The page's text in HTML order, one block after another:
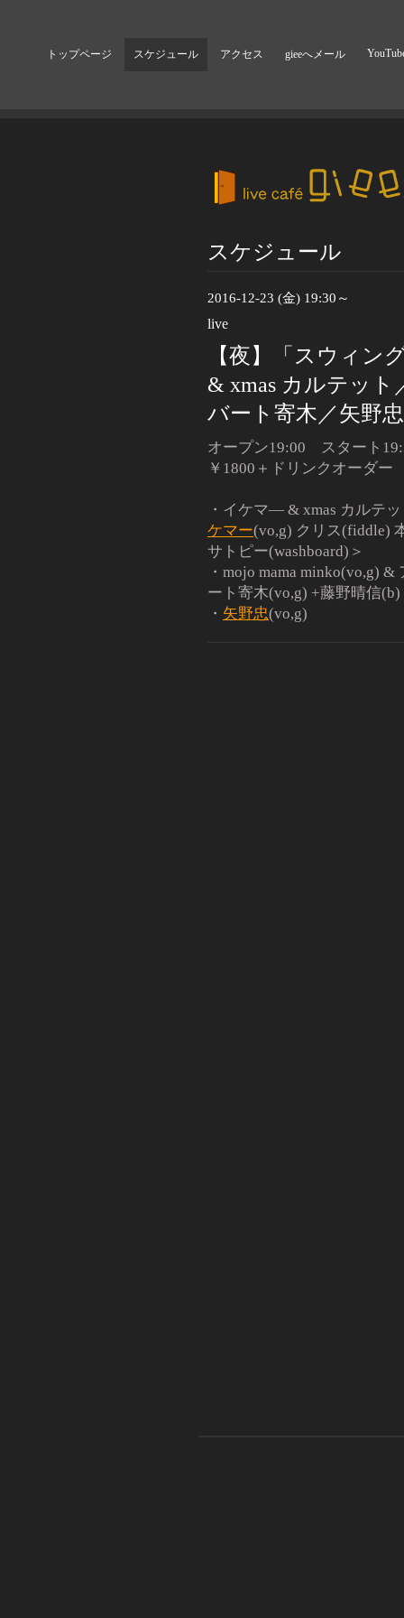
トップページ スケジュール アクセス gieeへメール
スケジュール
2016-12-23 (金) 19:30～
live
【夜】「スウィ
& xmas カルテット
バート寄木／矢野忠
オープン19:00 スタート
￥1800＋ドリンクオーダー
・イケマ― & xmas カルテ
ケマー(vo,g) クリス(fiddle)
サトピー(washboard)＞
・mojo mama minko(vo,g) &
ート寄木(vo,g) +藤野晴信(b)
・ 矢野忠(vo,g)